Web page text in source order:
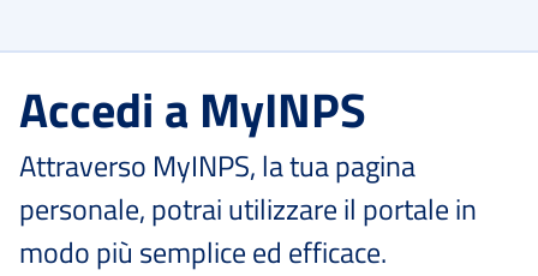
Accedi a MyINPS
Attraverso MyINPS, la tua pagina
personale, potrai utilizzare il portale in
modo più semplice ed efficace.